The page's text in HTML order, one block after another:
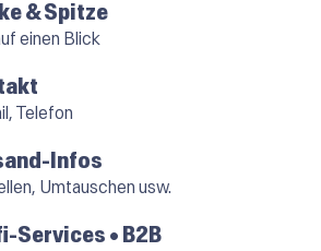
& Spitze
einen Blick
Telefon
Infos
Umtauschen usw.
Services • B2B